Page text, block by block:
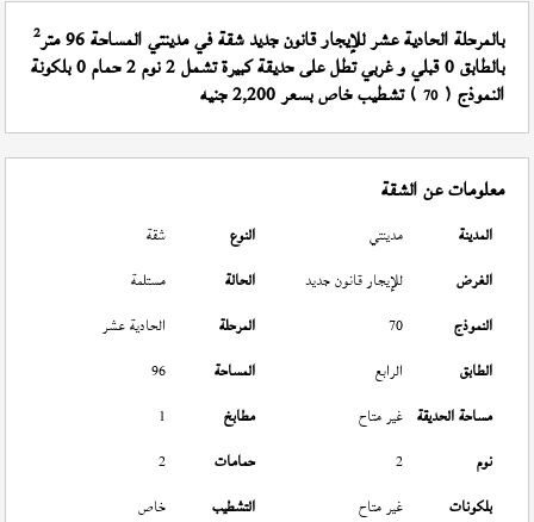
بالمرحلة الحادية عشر للإيجار قانون جديد شقة في مدينتي المساحة 96 متر 2
بالطابق 0 قبلي و غربي تطل على حديقة كبيرة تشمل 2 نوم 2 حمام 0 بلكونة
النموذج (70 ) تشطيب خاص بسعر 2,200 جنيه
معلومات عن الشقة
المدينة مدينتي النوع
شقة
الغرض
للإيجار قانون جديد الحالة
مستلمة
النموذج
70 المرحلة
الحادية عشر
الطابق
الرابع المساحة
96
مساحة الحديقة غير متاح مطابخ
1
نوم
2 حمامات
2
بلكونات
غير متاح التشطيب
خاص